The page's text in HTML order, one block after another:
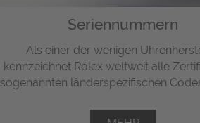
Seriennummern
Als einer der wenigen
kennzeichnet Rolex weltweit alle
sogenannten länderspezifischen